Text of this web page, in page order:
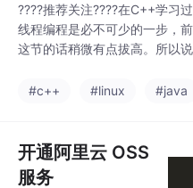
????推荐关注????在C++学习
线程编程是必不可少的一步，
这节的话稍微有点拔高。所以
程编程都可以应用在哪里？话
#c++ #linux #java
开通阿里云 OSS
服务